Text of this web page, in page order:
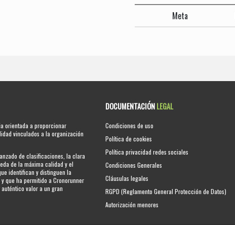
Meta
orientada a proporcionar
vinculados a la organización
de clasificaciones, la clara
de la máxima calidad y el
identifican y distinguen la
que ha permitido a Cronorunner
valor a un gran
DOCUMENTACIÓNLEGAL
Condiciones de uso
Política de cookies
Política privacidad redes sociales
Condiciones Generales
Cláusulas legales
RGPD (Reglamento General Protección de Datos)
Autorización menores